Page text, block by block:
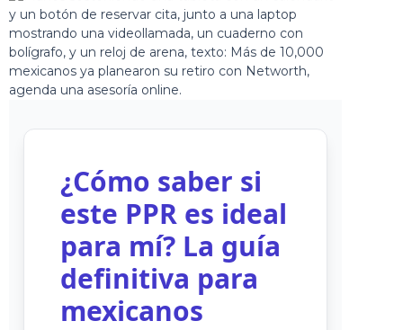
¿Cómo saber si
este PPR es ideal
para mí? La guía
definitiva para
mexicanos